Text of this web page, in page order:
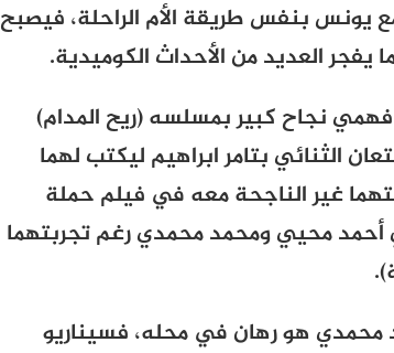
يونس بنفس طريقة الأم الراحلة، فيصبح
العديد من الأحداث الكوميدية.
نجاح كبير بمسلسه (ريح المدام)
الثنائي بتامر ابراهيم ليكتب لهما
غير الناجحة معه في فيلم حملة
أحمد محيي ومحمد محمدي رغم تجربتهما
محمدي هو رهان في محله، فسيناريو